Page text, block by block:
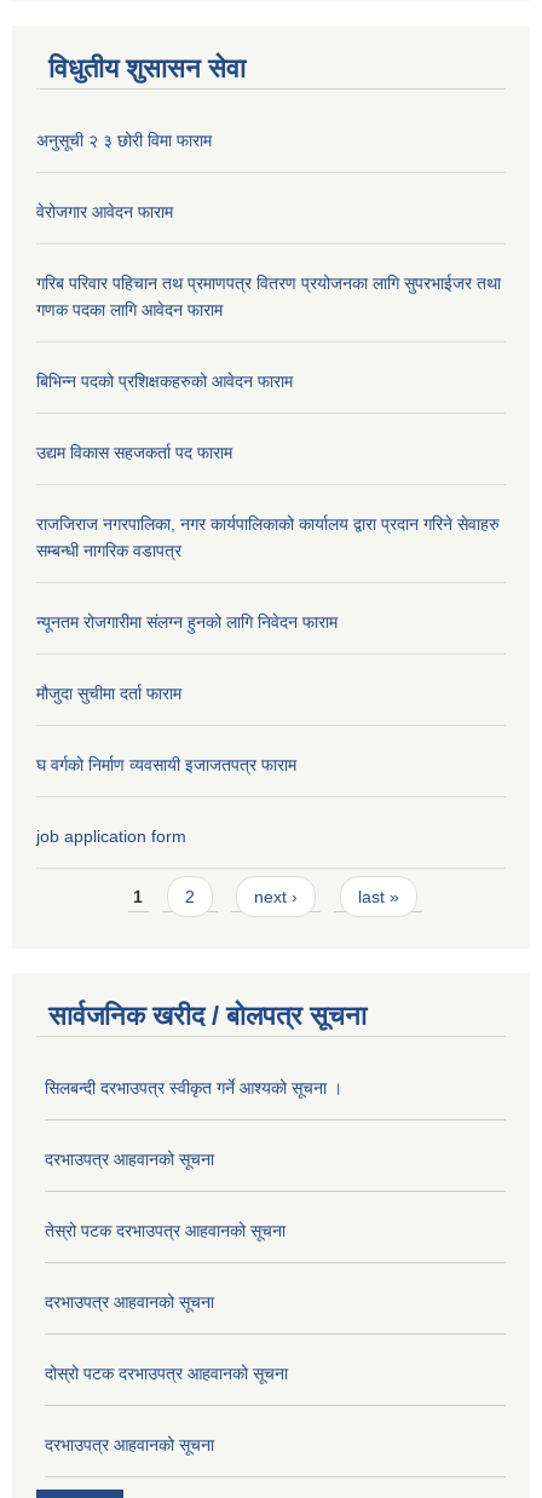
विधुतीय शुसासन सेवा
अनुसूची २ ३ छोरी विमा फाराम
वेरोजगार आवेदन फाराम
गरिब परिवार पहिचान तथ प्रमाणपत्र वितरण प्रयोजनका लागि सुपरभाईजर तथा
गणक पदका लागि आवेदन फाराम
बिभिन्न पदको प्रशिक्षकहरुको आवेदन फाराम
उद्यम विकास सहजकर्ता पद फाराम
राजजिराज नगरपालिका, नगर कार्यपालिकाको कार्यालय द्वारा प्रदान गरिने सेवाहरु
सम्बन्धी नागरिक वडापत्र
न्यूनतम रोजगारीमा संलग्न हुनको लागि निवेदन फाराम
मौजुदा सुचीमा दर्ता फाराम
घ वर्गको निर्माण व्यवसायी इजाजतपत्र फाराम
job application form
Pages1 2 next › last »
सार्वजनिक खरीद / बोलपत्र सूचना
सिलबन्दी दरभाउपत्र स्वीकृत गर्ने आश्यको सूचना ।
दरभाउपत्र आहवानको सूचना
तेस्रो पटक दरभाउपत्र आहवानको सूचना
दरभाउपत्र आहवानको सूचना
दोस्रो पटक दरभाउपत्र आहवानको सूचना
दरभाउपत्र आहवानको सूचना